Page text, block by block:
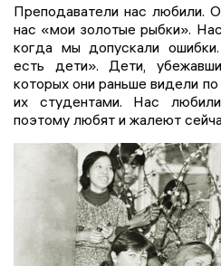
Преподаватели нас любили.
нас «мои золотые рыбки».
когда мы допускали
есть дети». Дети,
которых они раньше видели
их студентами. Нас
поэтому любят и жалеют